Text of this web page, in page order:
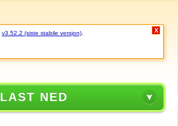
v3.52.2 (siste stabile versjon) X
LAST NED